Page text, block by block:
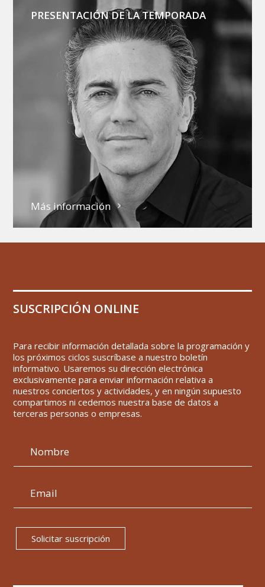
PRESENTACIÓN DE LA TEMPORADA
Más información
SUSCRIPCIÓN ONLINE
Para recibir información detallada sobre la programación y
los próximos ciclos suscríbase a nuestro boletín
informativo. Usaremos su dirección electrónica
exclusivamente para enviar información relativa a
nuestros conciertos y actividades, y en ningún supuesto
compartimos ni cedemos nuestra base de datos a
terceras personas o empresas.
Solicitar suscripción